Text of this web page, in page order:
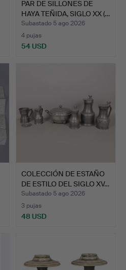
PAR DE SILLONES DE
HAYA TEÑIDA, SIGLO XX (…
Subastado 5 ago 2026
4 pujas
54 USD
COLECCIÓN DE ESTAÑO
DE ESTILO DEL SIGLO XV…
Subastado 5 ago 2026
3 pujas
48 USD